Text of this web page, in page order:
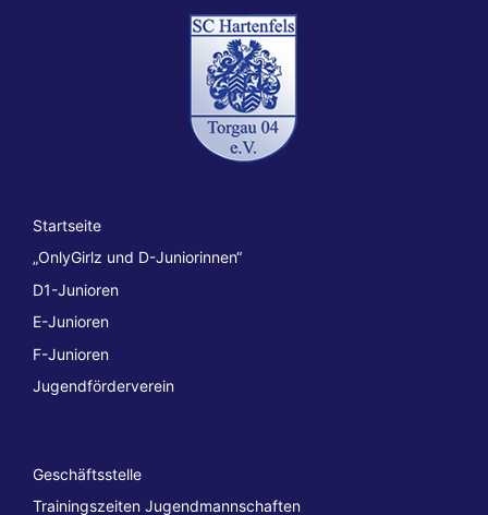
Startseite
„OnlyGirlz und D-Juniorinnen“
D1-Junioren
E-Junioren
F-Junioren
Jugendförderverein
Geschäftsstelle
Trainingszeiten Jugendmannschaften